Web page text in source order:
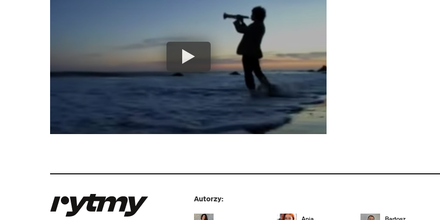
Autorzy: